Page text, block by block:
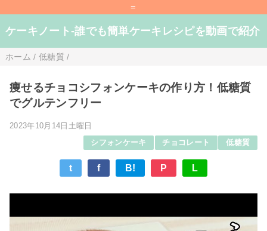
=
ケーキノート-誰でも簡単ケーキレシピを動画で紹介
ホーム / 低糖質 /
痩せるチョコシフォンケーキの作り方！低糖質
でグルテンフリー
2023年10月14日土曜日
シフォンケーキ
チョコレート 低糖質
t f B! P L